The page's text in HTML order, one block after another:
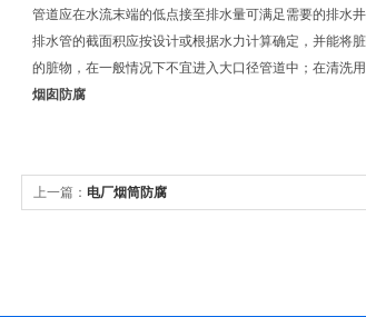
管道应在水流末端的低点接至排水量可满足需要的排水
排水管的截面积应按设计或根据水力计算确定，并能将
的脏物，在一般情况下不宜进入大口径管道中；在清洗
烟囱防腐
上一篇： 电厂烟筒防腐